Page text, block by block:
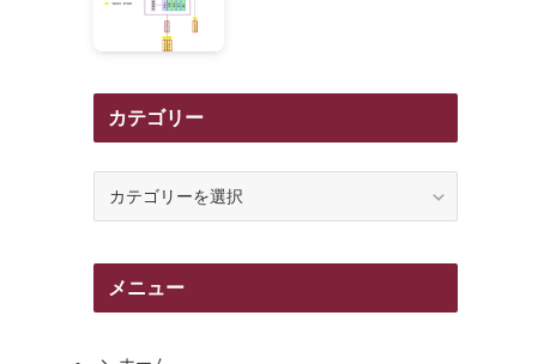
カテゴリー
リ
メニュー